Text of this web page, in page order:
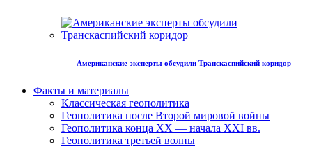
Американские эксперты обсудили Транскаспийский коридор
Факты и материалы
Классическая геополитика
Геополитика после Второй мировой войны
Геополитика конца XX — начала XXI вв.
Геополитика третьей волны